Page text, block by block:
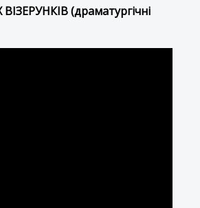
(драматургічні